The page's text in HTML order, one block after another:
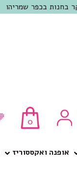
0
אופנה ואקססוריז